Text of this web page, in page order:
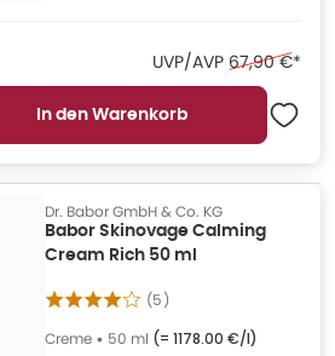
UVP/AVP Ehemaliger
67,90 €*
In den Warenkorb
Dr. Babor GmbH & Co. KG
Babor Skinovage Calming
Cream Rich 50 ml
(5)
Creme • 50 ml (= 1178.00 €/l)